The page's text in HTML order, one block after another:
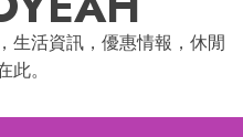
生活資訊，優惠情報，休閒
此。